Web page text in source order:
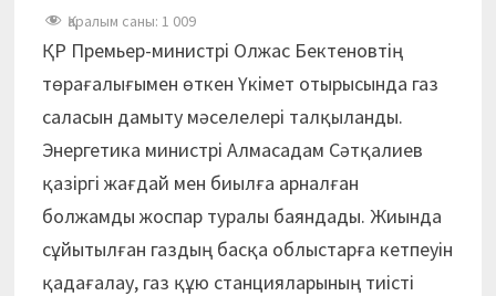
Қаралым саны: 1 009
ҚР Премьер-министрі Олжас Бектеновтің
төрағалығымен өткен Үкімет отырысында газ
саласын дамыту мәселелері талқыланды.
Энергетика министрі Алмасадам Сәтқалиев
қазіргі жағдай мен биылға арналған
болжамды жоспар туралы баяндады. Жиында
сұйытылған газдың басқа облыстарға кетпеуін
қадағалау, газ құю станцияларының тиісті